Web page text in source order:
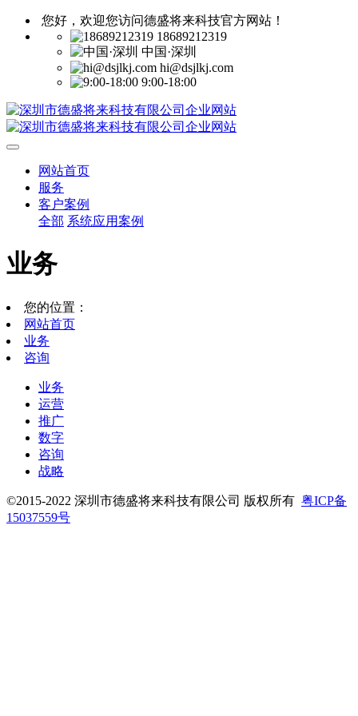
您好，欢迎您访问德盛将来科技官方网站！
18689212319
中国·深圳
hi@dsjlkj.com
9:00-18:00
网站首页
服务
客户案例
全部 系统应用案例
业务
您的位置：
网站首页
业务
咨询
业务
运营
推广
数字
咨询
战略
©2015-2022 深圳市德盛将来科技有限公司 版权所有 粤ICP备
15037559号